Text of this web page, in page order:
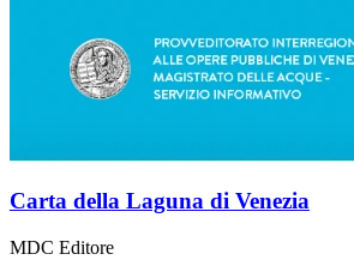
Carta della Laguna di Venezia
MDC Editore